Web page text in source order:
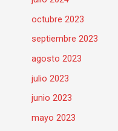
octubre 2023
septiembre 2023
agosto 2023
julio 2023
junio 2023
mayo 2023